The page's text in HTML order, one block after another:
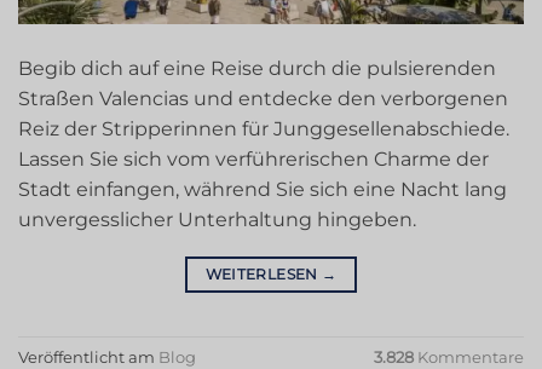
Begib dich auf eine Reise durch die pulsierenden
Straßen Valencias und entdecke den verborgenen
Reiz der Stripperinnen für Junggesellenabschiede.
Lassen Sie sich vom verführerischen Charme der
Stadt einfangen, während Sie sich eine Nacht lang
unvergesslicher Unterhaltung hingeben.
WEITERLESEN →
Veröffentlicht am Blog 3.828 Kommentare